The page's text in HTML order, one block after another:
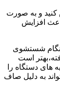
کنید و به صورت
افزایش
شستشوی
است
دستگاه را
به دلیل صاف